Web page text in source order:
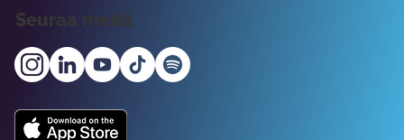
Seuraa meitä